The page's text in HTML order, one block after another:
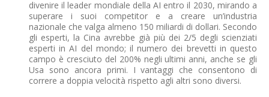
divenire il leader mondiale della AI entro il 2030, mirando a
superare i suoi competitor e a creare un’industria
nazionale che valga almeno 150 miliardi di dollari. Secondo
gli esperti, la Cina avrebbe già più dei 2/5 degli scienziati
esperti in AI del mondo; il numero dei brevetti in questo
campo è cresciuto del 200% negli ultimi anni, anche se gli
Usa sono ancora primi. I vantaggi che consentono di
correre a doppia velocità rispetto agli altri sono diversi.